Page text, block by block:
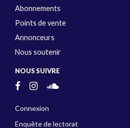
Abonnements
Points de vente
Annonceurs
Nous soutenir
NOUS SUIVRE
Connexion
Enquête de lectorat